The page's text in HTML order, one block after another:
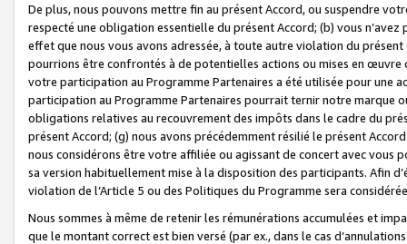
De plus, nous pouvons mettre fin au présent Accord, ou suspendre
respecté une obligation essentielle du présent Accord; (b) vous
effet que nous vous avons adressée, à toute autre violation du
pourrions être confrontés à de potentielles actions ou mises en
votre participation au Programme Partenaires a été utilisée pour une
participation au Programme Partenaires pourrait ternir notre marque
obligations relatives au recouvrement des impôts dans le cadre du
présent Accord; (g) nous avons précédemment résilié le présent
nous considérons être votre affiliée ou agissant de concert avec vous
sa version habituellement mise à la disposition des participants. Afin
violation de l’Article 5 ou des Politiques du Programme sera
Nous sommes à même de retenir les rémunérations accumulées et
que le montant correct est bien versé (par ex., dans le cas